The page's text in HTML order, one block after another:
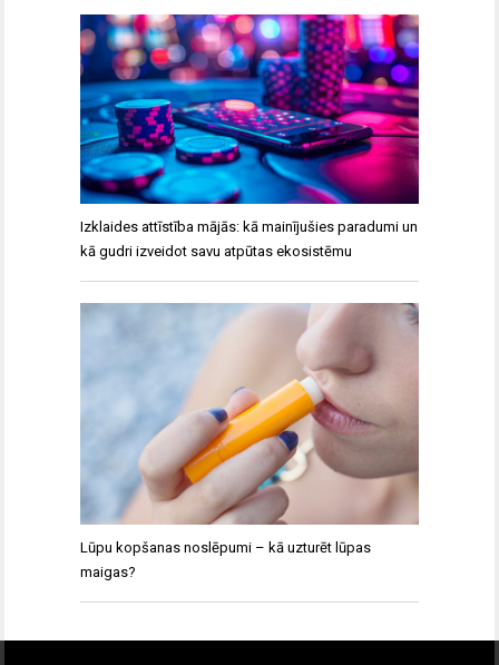
Izklaides attīstība mājās: kā mainījušies paradumi un
kā gudri izveidot savu atpūtas ekosistēmu
Lūpu kopšanas noslēpumi – kā uzturēt lūpas
maigas?